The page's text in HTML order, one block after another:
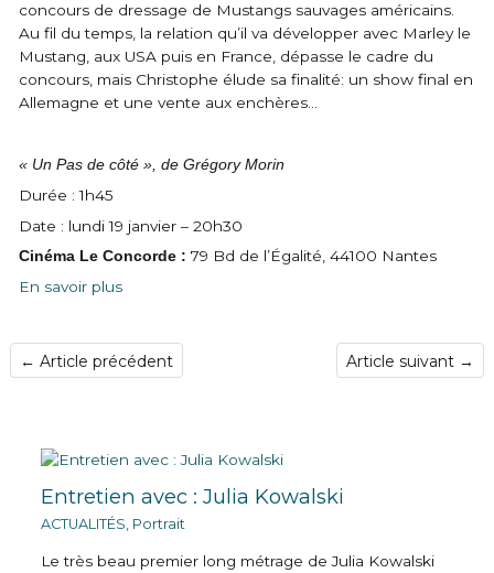
concours de dressage de Mustangs sauvages américains.
Au fil du temps, la relation qu’il va développer avec Marley le
Mustang, aux USA puis en France, dépasse le cadre du
concours, mais Christophe élude sa finalité: un show final en
Allemagne et une vente aux enchères…
« Un Pas de côté », de Grégory Morin
Durée : 1h45
Date : lundi 19 janvier – 20h30
Cinéma Le Concorde :79 Bd de l’Égalité, 44100 Nantes
En savoir plus
← Article précédent Article suivant →
Entretien avec : Julia Kowalski
ACTUALITÉS Portrait
Le très beau premier long métrage de Julia Kowalski